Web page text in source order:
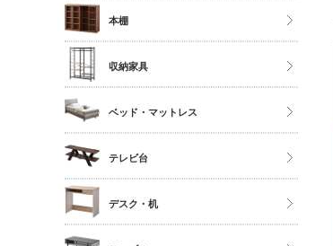
キッチンカウンター
ストッカー
チェア
ソファ
座椅子
本棚
ミドルタイプ
ディスプレイラック
収納家具
タンス・チェスト
サニタリー
多目的収納
ベッド・マットレス
マットレス単品
シングル
セミダブル
テレビ台
ロータイプ
伸縮・変形・コーナー
デスク・机
デスク